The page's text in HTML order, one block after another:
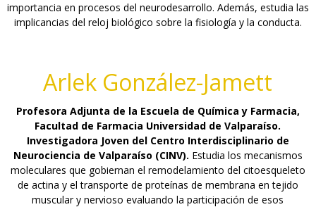
importancia en procesos del neurodesarrollo. Además, estudia las
implicancias del reloj biológico sobre la fisiología y la conducta.
Arlek González-Jamett
Profesora Adjunta de la Escuela de Química y Farmacia,
Facultad de Farmacia Universidad de Valparaíso.
Investigadora Joven del Centro Interdisciplinario de
Neurociencia de Valparaíso (CINV). Estudia los mecanismos
moleculares que gobiernan el remodelamiento del citoesqueleto
de actina y el transporte de proteínas de membrana en tejido
muscular y nervioso evaluando la participación de esos